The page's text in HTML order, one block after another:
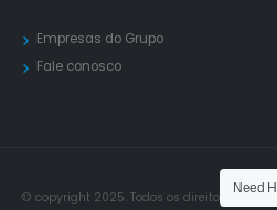
Empresas do Grupo
Fale conosco
© copyright 2025. Todos os direitos
Need